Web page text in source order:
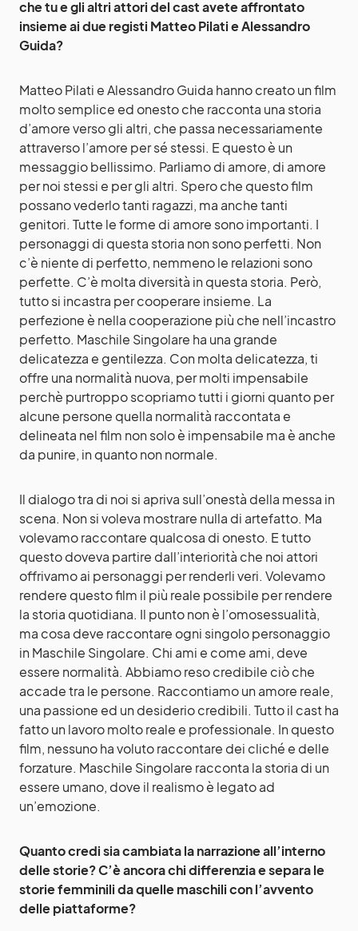
che tu e gli altri attori del cast avete affrontato
insieme ai due registi Matteo Pilati e Alessandro
Guida?
Matteo Pilati e Alessandro Guida hanno creato un film
molto semplice ed onesto che racconta una storia
d’amore verso gli altri, che passa necessariamente
attraverso l’amore per sé stessi. E questo è un
messaggio bellissimo. Parliamo di amore, di amore
per noi stessi e per gli altri. Spero che questo film
possano vederlo tanti ragazzi, ma anche tanti
genitori. Tutte le forme di amore sono importanti. I
personaggi di questa storia non sono perfetti. Non
c’è niente di perfetto, nemmeno le relazioni sono
perfette. C’è molta diversità in questa storia. Però,
tutto si incastra per cooperare insieme. La
perfezione è nella cooperazione più che nell’incastro
perfetto. Maschile Singolare ha una grande
delicatezza e gentilezza. Con molta delicatezza, ti
offre una normalità nuova, per molti impensabile
perchè purtroppo scopriamo tutti i giorni quanto per
alcune persone quella normalità raccontata e
delineata nel film non solo è impensabile ma è anche
da punire, in quanto non normale.
Il dialogo tra di noi si apriva sull’onestà della messa in
scena. Non si voleva mostrare nulla di artefatto. Ma
volevamo raccontare qualcosa di onesto. E tutto
questo doveva partire dall’interiorità che noi attori
offrivamo ai personaggi per renderli veri. Volevamo
rendere questo film il più reale possibile per rendere
la storia quotidiana. Il punto non è l’omosessualità,
ma cosa deve raccontare ogni singolo personaggio
in Maschile Singolare. Chi ami e come ami, deve
essere normalità. Abbiamo reso credibile ciò che
accade tra le persone. Raccontiamo un amore reale,
una passione ed un desiderio credibili. Tutto il cast ha
fatto un lavoro molto reale e professionale. In questo
film, nessuno ha voluto raccontare dei cliché e delle
forzature. Maschile Singolare racconta la storia di un
essere umano, dove il realismo è legato ad
un’emozione.
Quanto credi sia cambiata la narrazione all’interno
delle storie? C’è ancora chi differenzia e separa le
storie femminili da quelle maschili con l’avvento
delle piattaforme?